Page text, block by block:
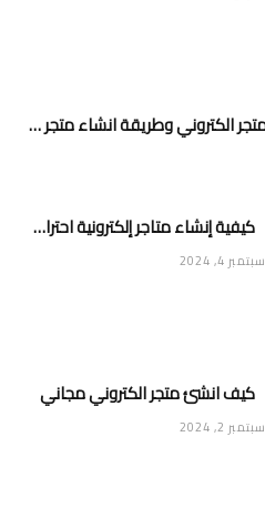
خطة عمل متجر الكتروني وطريقة انشاء متجر خاص ناجح ومميز
كيفية إنشاء متاجر إلكترونية احترافية بأسعار تنافسية
سبتمبر 4, 2024
كيف انشئ متجر الكتروني مجاني
سبتمبر 2, 2024